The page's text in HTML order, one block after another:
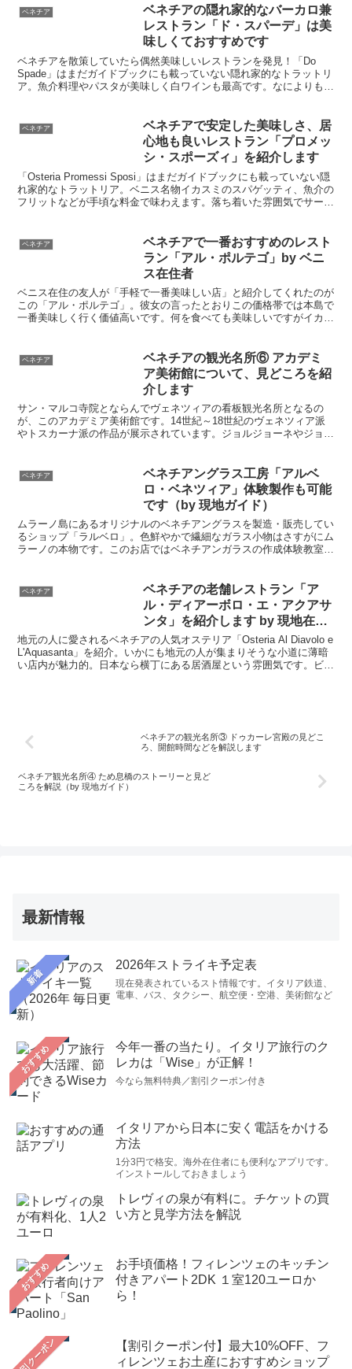
ベネチア
ベネチアの隠れ家的なバーカロ兼
レストラン「ド・スパーデ」は美
味しくておすすめです
ベネチアを散策していたら偶然美味しいレストランを発見！「Do
Spade」はまだガイドブックにも載っていない隠れ家的なトラットリ
ア。魚介料理やパスタが美味しく白ワインも最高です。なによりもお
ベネチア
ベネチアで安定した美味しさ、居
心地も良いレストラン「プロメッ
シ・スポーズィ」を紹介します
「Osteria Promessi Sposi」はまだガイドブックにも載っていない隠
れ家的なトラットリア。ベニス名物イカスミのスパゲッティ、魚介の
フリットなどが手頃な料金で味わえます。落ち着いた雰囲気でサービ
ベネチア
ベネチアで一番おすすめのレスト
ラン「アル・ポルテゴ」by ベニ
ス在住者
ベニス在住の友人が「手軽で一番美味しい店」と紹介してくれたのが
この「アル・ポルテゴ」。彼女の言ったとおりこの価格帯では本島で
一番美味しく行く価値高いです。何を食べても美味しいですがイカ墨
ベネチア
ベネチアの観光名所⑥ アカデミ
ア美術館について、見どころを紹
介します
サン・マルコ寺院とならんでヴェネツィアの看板観光名所となるの
が、このアカデミア美術館です。14世紀～18世紀のヴェネツィア派
やトスカーナ派の作品が展示されています。ジョルジョーネやジョヴ
ベネチア
ベネチアングラス工房「アルベ
ロ・ベネツィア」体験製作も可能
です（by 現地ガイド）
ムラーノ島にあるオリジナルのベネチアングラスを製造・販売してい
るショップ「ラルベロ」。色鮮やかで繊細なガラス小物はさすがにム
ラーノの本物です。このお店ではベネチアンガラスの作成体験教室も
ます。
ベネチア
ベネチアの老舗レストラン「ア
ル・ディアーボロ・エ・アクアサ
ンタ」を紹介します by 現地在住
者
地元の人に愛されるベネチアの人気オステリア「Osteria Al Diavolo e
L'Aquasanta」を紹介。いかにも地元の人が集まりそうな小道に薄暗
い店内が魅力的。日本なら横丁にある居酒屋という雰囲気です。ビー
ベネチアの観光名所③ ドゥカーレ宮殿の見どこ
ろ、開館時間などを解説します
ベネチア観光名所④ ため息橋のストーリーと見ど
ころを解説（by 現地ガイド）
最新情報
新着
2026年ストライキ予定表
現在発表されているスト情報です。イタリア鉄道、
電車、バス、タクシー、航空便・空港、美術館など
おすすめ
今年一番の当たり。イタリア旅行のク
レカは「Wise」が正解！
今なら無料特典／割引クーポン付き
イタリアから日本に安く電話をかける
方法
1分3円で格安。海外在住者にも便利なアプリです。
インストールしておきましょう
トレヴィの泉が有料に。チケットの買
い方と見学方法を解説
おすすめ
お手頃価格！フィレンツェのキッチン
付きアパート2DK １室120ユーロか
ら！
【割引クーポン付】最大10%OFF、フ
ィレンツェお土産におすすめショップ